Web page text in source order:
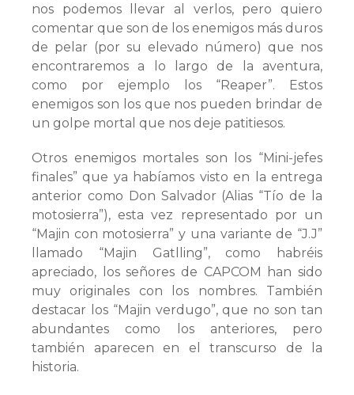
nos podemos llevar al verlos, pero quiero
comentar que son de los enemigos más duros
de pelar (por su elevado número) que nos
encontraremos a lo largo de la aventura,
como por ejemplo los “Reaper”. Estos
enemigos son los que nos pueden brindar de
un golpe mortal que nos deje patitiesos.
Otros enemigos mortales son los “Mini-jefes
finales” que ya habíamos visto en la entrega
anterior como Don Salvador (Alias “Tío de la
motosierra”), esta vez representado por un
“Majin con motosierra” y una variante de “J.J”
llamado “Majin Gatlling”, como habréis
apreciado, los señores de CAPCOM han sido
muy originales con los nombres. También
destacar los “Majin verdugo”, que no son tan
abundantes como los anteriores, pero
también aparecen en el transcurso de la
historia.